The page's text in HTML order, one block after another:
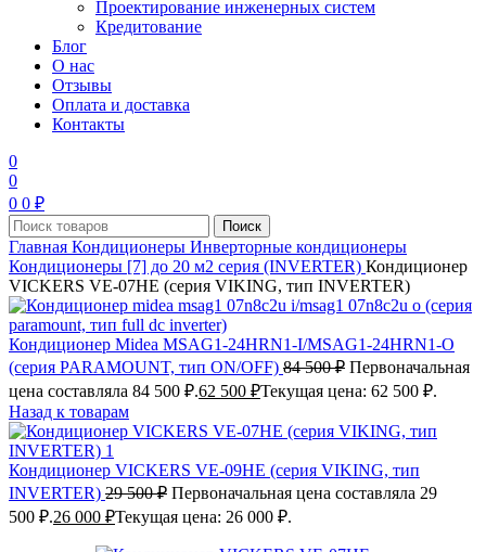
Проектирование инженерных систем
Кредитование
Блог
О нас
Отзывы
Оплата и доставка
Контакты
0
0
0 0 ₽
Поиск
Главная Кондиционеры Инверторные кондиционеры
Кондиционеры [7] до 20 м2 серия (INVERTER) Кондиционер
VICKERS VE-07HE (серия VIKING, тип INVERTER)
Кондиционер Midea MSAG1-24HRN1-I/MSAG1-24HRN1-O
(серия PARAMOUNT, тип ON/OFF) 84 500₽ Первоначальная
цена составляла 84 500 ₽.62 500 ₽Текущая цена: 62 500 ₽.
Назад к товарам
Кондиционер VICKERS VE-09HE (серия VIKING, тип
INVERTER) 29 500₽ Первоначальная цена составляла 29
500 ₽.26 000 ₽Текущая цена: 26 000 ₽.